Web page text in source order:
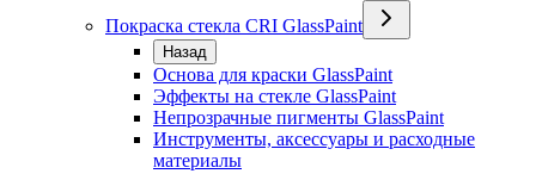
Покраска стекла CRI GlassPaint
Назад
Основа для краски GlassPaint
Эффекты на стекле GlassPaint
Непрозрачные пигменты GlassPaint
Инструменты, аксессуары и расходные
материалы